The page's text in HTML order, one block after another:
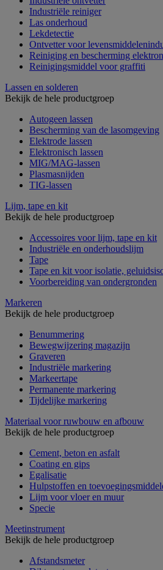
Industriële reiniger
Las onderhoud
Lekdetectie
Ontvetter voor
Reiniging en bescherming
Reinigingsmiddel voor graffiti
Lassen en solderen
Bekijk de hele productgroep
Autogeen lassen
Bescherming van de lasomgeving
Elektrode lassen
Elektronisch lassen
MIG/MAG-lassen
Plasmasnijden
TIG-lassen
Lijm, tape en kit
Bekijk de hele productgroep
Accessoires voor lijm, tape en kit
Industriële en onderhoudslijm
Tape
Tape en kit voor isolatie,
Voorbereiding van ondergronden
Markeren
Bekijk de hele productgroep
Benummering
Bewegwijzering magazijn
Graveren
Industriële markering
Markeertape
Permanente markering
Tijdelijke markering
Materiaal voor ruwbouw en afbouw
Bekijk de hele productgroep
Cement, beton en asfalt
Coating en gips
Egalisatie
Hulpstoffen en
Lijm voor vloer en muur
Specie
Meetinstrument
Bekijk de hele productgroep
Afstandsmeter